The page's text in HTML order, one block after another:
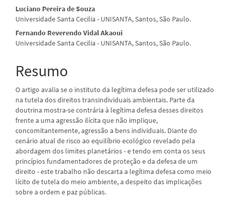
Conteúdo
do
artigo
principal
Luciano Pereira de Souza
Universidade Santa Cecilia - UNISANTA, Santos, São Paulo.
Fernando Reverendo Vidal Akaoui
Universidade Santa Cecilia - UNISANTA, Santos, São Paulo.
Resumo
O artigo avalia se o instituto da legítima defesa pode ser utilizado
na tutela dos direitos transindividuais ambientais. Parte da
doutrina mostra-se contrária à legítima defesa desses direitos
frente a uma agressão ilícita que não implique,
concomitantemente, agressão a bens individuais. Diante do
cenário atual de risco ao equilíbrio ecológico revelado pela
abordagem dos limites planetários - e tendo em conta os seus
princípios fundamentadores de proteção e da defesa de um
direito - este trabalho não descarta a legítima defesa como meio
lícito de tutela do meio ambiente, a despeito das implicações
sobre a ordem e paz públicas.